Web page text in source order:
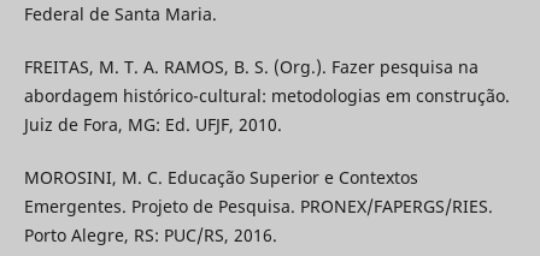
Federal de Santa Maria.
FREITAS, M. T. A. RAMOS, B. S. (Org.). Fazer pesquisa na
abordagem histórico-cultural: metodologias em construção.
Juiz de Fora, MG: Ed. UFJF, 2010.
MOROSINI, M. C. Educação Superior e Contextos
Emergentes. Projeto de Pesquisa. PRONEX/FAPERGS/RIES.
Porto Alegre, RS: PUC/RS, 2016.